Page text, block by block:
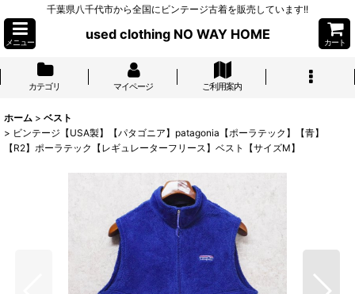
千葉県八千代市から全国にビンテージ古着を販売しています!!
メニュー
used clothing NO WAY HOME
カート
カテゴリ マイページ ご利用案内
ホーム > ベスト
> ビンテージ【USA製】【パタゴニア】patagonia【ポーラテック】【青】
【R2】ポーラテック【レギュレーターフリース】ベスト【サイズM】